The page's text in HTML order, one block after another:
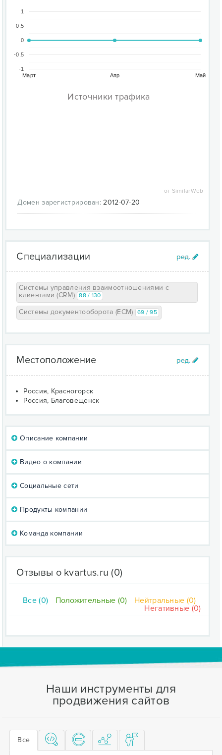
Март Апр Май
-1
-0.5
0
0.5
1
Источники трафика
от SimilarWeb
Домен зарегистрирован: 2012-07-20
Специализации
Системы управления взаимоотношениями с
клиентами (CRM) 88 / 130
Системы документооборота (ECM) 69 / 95
Местоположение
Россия, Красногорск
Россия, Благовещенск
Описание компании
Видео о компании
Социальные сети
Продукты компании
Команда компании
Отзывы о kvartus.ru (0)
Все (0) Положительные (0)
Нейтральные (0)
Негативные (0)
Наши инструменты для
продвижения сайтов
Все